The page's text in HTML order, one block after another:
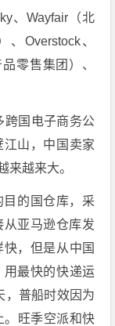
、Wayfair（北
Overstock、
零售集团）、
跨国电子商务公
山，中国卖家
来越来大。
的国仓库，采
亚马逊仓库发
，但是从中国
用最快的快递运
，普船时效因为
。旺季空派和快